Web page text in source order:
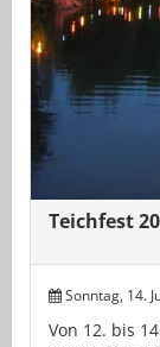
Teichfest
Sonntag, 14.
Von 12. bis